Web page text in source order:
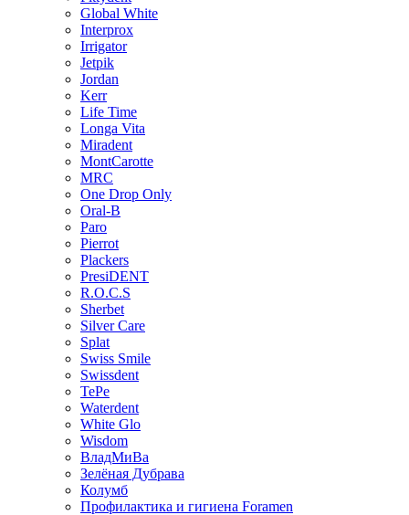
Global White
Interprox
Irrigator
Jetpik
Jordan
Kerr
Life Time
Longa Vita
Miradent
MontCarotte
MRC
One Drop Only
Oral-B
Paro
Pierrot
Plackers
PresiDENT
R.O.C.S
Sherbet
Silver Care
Splat
Swiss Smile
Swissdent
TePe
Waterdent
White Glo
Wisdom
ВладМиВа
Зелёная Дубрава
Колумб
Профилактика и гигиена Foramen